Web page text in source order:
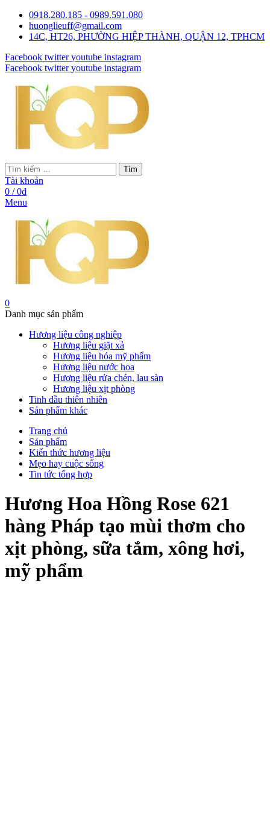
0918.280.185 - 0989.591.080
huonglieuff@gmail.com
14C, HT26, PHƯỜNG HIỆP THÀNH, QUẬN 12, TPHCM
Facebook twitter youtube instagram
Facebook twitter youtube instagram
Tìm
Tài khoản
0 / 0₫
Menu
0
Danh mục sản phẩm
Hương liệu công nghiệp
Hương liệu giặt xả
Hương liệu hóa mỹ phẩm
Hương liệu nước hoa
Hương liệu rửa chén, lau sàn
Hương liệu xịt phòng
Tinh dầu thiên nhiên
Sản phẩm khác
Trang chủ
Sản phẩm
Kiến thức hương liệu
Mẹo hay cuộc sống
Tin tức tổng hợp
Hương Hoa Hồng Rose 621
hàng Pháp tạo mùi thơm cho
xịt phòng, sữa tắm, xông hơi,
mỹ phẩm